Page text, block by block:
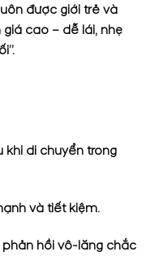
được giới trẻ và
cao – dễ lái, nhẹ
khi di chuyển trong
và tiết kiệm.
hồi vô-lăng chắc